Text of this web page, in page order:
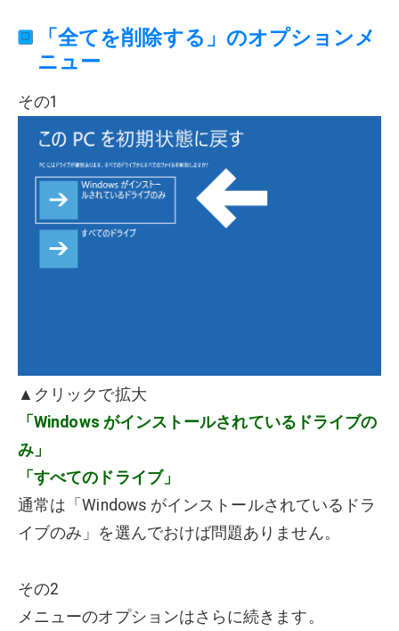
「全てを削除する」のオプションメ
ニュー
その1
▲クリックで拡大
「Windows がインストールされているドライブの
み」
「すべてのドライブ」
通常は「Windows がインストールされているドラ
イブのみ」を選んでおけば問題ありません。
その2
メニューのオプションはさらに続きます。